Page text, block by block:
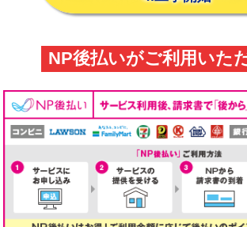
NP後払いがご利用いた